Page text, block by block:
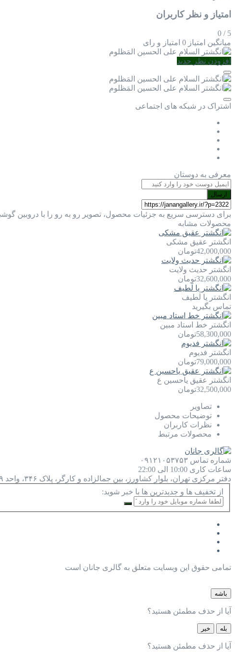
امتیاز و نظر کاربران
5
/
0
میانگین امتیاز 0 امتیاز و رای
افزودن نظر جدید
اشتراک در شبکه های اجتماعی
معرفی به دوستان
ارسال
برای دسترسی سریع به جزئیات محصول، تصویر رو به رو را با دروبین
محصولات مشابه
انگشتر عقیق مشکی
42,000,000تومان
انگشتر حدیث ولایت
32,600,000تومان
انگشتر یا لَطيف
تماس بگیرید
انگشتر خط استاد مبین
58,300,000تومان
انگشتر فدیوم
79,000,000تومان
انگشتر عقیق یاحسین ع
32,500,000تومان
تصاویر
توضیحات محصول
نظرات کاربران
محصولات مرتبط
شماره تماس ۰۹۱۲۱۰۵۳۷۵۳
ساعات کاری 10:00 الی 22:00
دفتر مرکزی تهران، بلوار کشاورز، بین جمالزاده و کارگر، پلاک ۳۴۶، واحد ۹
از تخفیف ها و جدیدترین ها با خبر شوید:
تمامی حقوق این وبسایت متعلق به گالری جانان است
باشه
آیا از حذف مطمئن هستید؟
بله خیر
آیا از حذف مطمئن هستید؟